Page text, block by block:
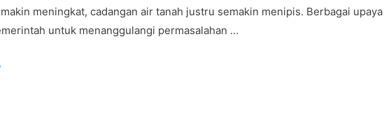
meningkat, cadangan air tanah justru semakin menipis. Berbagai upaya
untuk menanggulangi permasalahan …